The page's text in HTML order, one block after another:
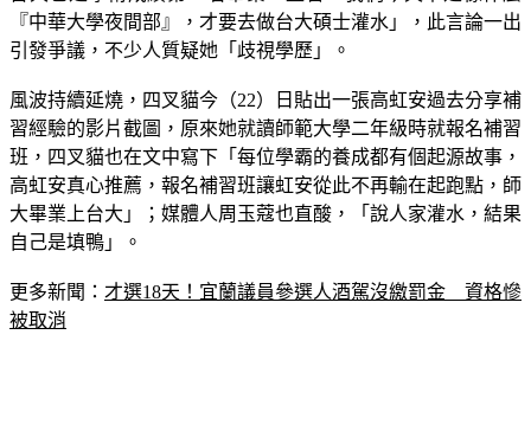
『中華大學夜間部』，才要去做台大碩士灌水」，此言論一出
引發爭議，不少人質疑她「歧視學歷」。
風波持續延燒，四叉貓今（22）日貼出一張高虹安過去分享補
習經驗的影片截圖，原來她就讀師範大學二年級時就報名補習
班，四叉貓也在文中寫下「每位學霸的養成都有個起源故事，
高虹安真心推薦，報名補習班讓虹安從此不再輸在起跑點，師
大畢業上台大」；媒體人周玉蔻也直酸，「說人家灌水，結果
自己是填鴨」。
更多新聞： 才選18天！宜蘭議員參選人酒駕沒繳罰金　資格慘
被取消